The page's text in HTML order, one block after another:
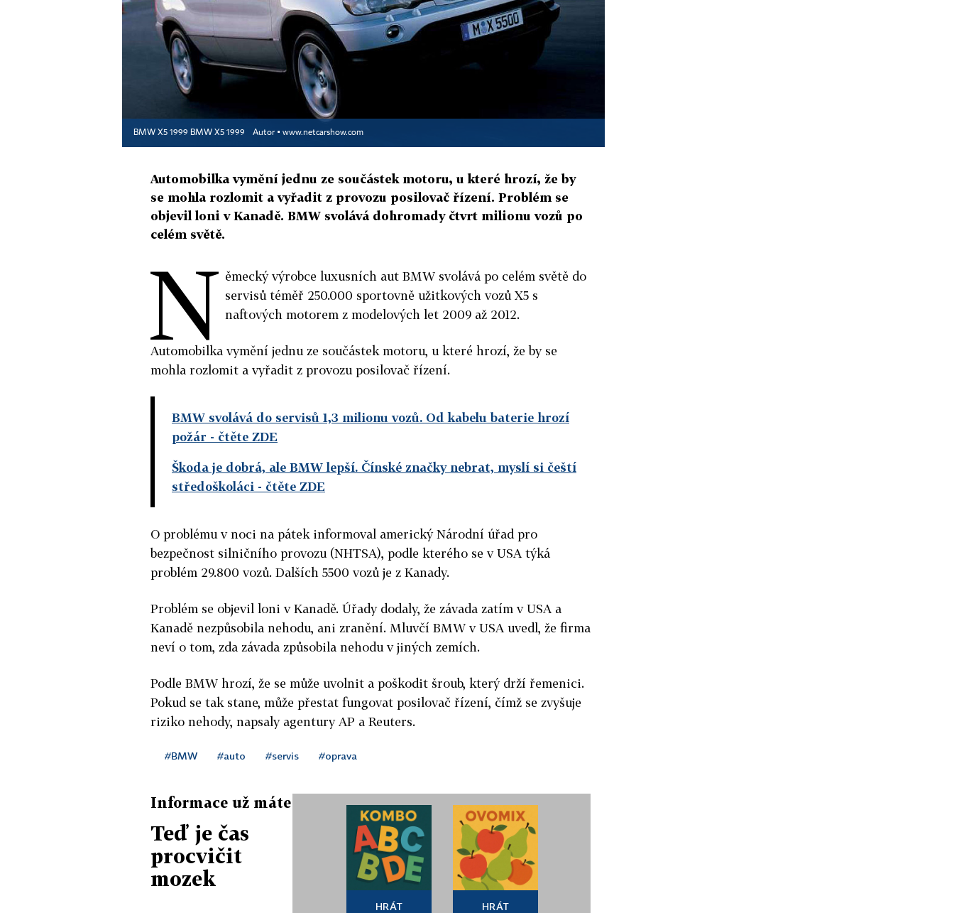
BMW X5 1999 BMW X5 1999 Autor ▪ www.netcarshow.com
Automobilka vymění jednu ze součástek motoru, u které hrozí, že by
se mohla rozlomit a vyřadit z provozu posilovač řízení. Problém se
objevil loni v Kanadě. BMW svolává dohromady čtvrt milionu vozů po
celém světě.
N ěmecký výrobce luxusních aut BMW svolává po celém světě do
servisů téměř 250.000 sportovně užitkových vozů X5 s
naftových motorem z modelových let 2009 až 2012.
Automobilka vymění jednu ze součástek motoru, u které hrozí, že by se
mohla rozlomit a vyřadit z provozu posilovač řízení.
BMW svolává do servisů 1,3 milionu vozů. Od kabelu baterie hrozí
požár - čtěte ZDE
Škoda je dobrá, ale BMW lepší. Čínské značky nebrat, myslí si čeští
středoškoláci - čtěte ZDE
O problému v noci na pátek informoval americký Národní úřad pro
bezpečnost silničního provozu (NHTSA), podle kterého se v USA týká
problém 29.800 vozů. Dalších 5500 vozů je z Kanady.
Problém se objevil loni v Kanadě. Úřady dodaly, že závada zatím v USA a
Kanadě nezpůsobila nehodu, ani zranění. Mluvčí BMW v USA uvedl, že firma
neví o tom, zda závada způsobila nehodu v jiných zemích.
Podle BMW hrozí, že se může uvolnit a poškodit šroub, který drží řemenici.
Pokud se tak stane, může přestat fungovat posilovač řízení, čímž se zvyšuje
riziko nehody, napsaly agentury AP a Reuters.
#BMW #auto #servis #oprava
Informace už máte
Teď je čas
procvičit
mozek
HRÁT HRÁT